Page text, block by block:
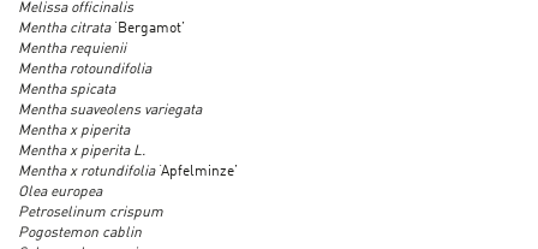
Melissa officinalis
Mentha citrata ‘Bergamot’
Mentha requienii
Mentha rotoundifolia
Mentha spicata
Mentha suaveolens variegata
Mentha x piperita
Mentha x piperita L.
Mentha x rotundifolia‘Apfelminze’
Olea europea
Petroselinum crispum
Pogostemon cablin